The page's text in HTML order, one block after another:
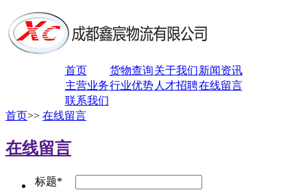
首页 货物查询关于我们新闻资讯
主营业务行业优势 人才招聘在线留言
联系我们
首页>> 在线留言
在线留言
标题*